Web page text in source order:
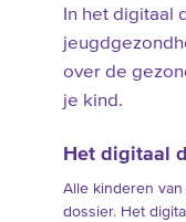
In het digitaal
over de
je kind.
Het digitaal
Alle kinderen van
dossier. Het